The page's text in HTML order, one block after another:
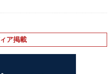
ア掲載